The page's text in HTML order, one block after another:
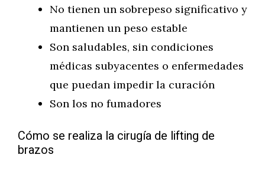
No tienen un sobrepeso significativo y
mantienen un peso estable
Son saludables, sin condiciones
médicas subyacentes o enfermedades
que puedan impedir la curación
Son los no fumadores
Cómo se realiza la cirugía de lifting de
brazos